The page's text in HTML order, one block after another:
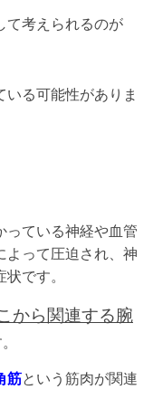
て考えられるのが
る可能性がありま
っている神経や血管
よって圧迫され、神
です。
から関連する腕
筋という筋肉が関連